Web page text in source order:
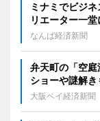
ミナミでビジ
リエーター一堂
なんば経済新聞
弁天町の「空
ショーや謎解き
大阪ベイ経済新聞